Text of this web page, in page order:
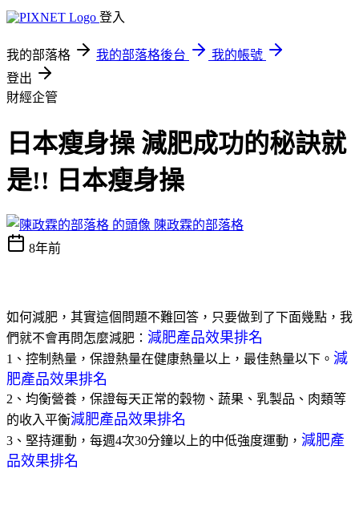
登入
我的部落格 我的部落格後台
我的帳號
登出
財經企管
日本瘦身操 減肥成功的秘訣就
是!! 日本瘦身操
陳政霖的部落格
8年前
如何減肥，其實這個問題不難回答，只要做到了下面幾點，我
們就不會再問怎麼減肥： 減肥產品效果排名
1、控制熱量，保證熱量在健康熱量以上，最佳熱量以下。 減
肥產品效果排名
2、均衡營養，保證每天正常的穀物、蔬果、乳製品、肉類等
的收入平衡減肥產品效果排名
3、堅持運動，每週4次30分鐘以上的中低強度運動， 減肥產
品效果排名